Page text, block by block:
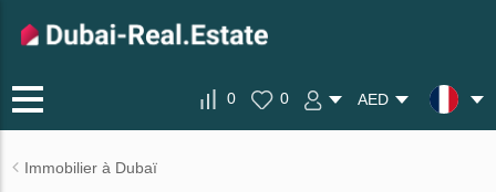
0 0 AED
Immobilier à Dubaï